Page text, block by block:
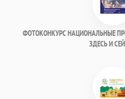
ФОТОКОНКУРС НАЦИОНАЛЬНЫЕ
ЗДЕСЬ И